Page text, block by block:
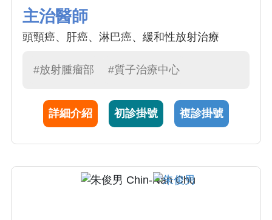
主治醫師
頭頸癌、肝癌、淋巴癌、緩和性放射治療
#放射腫瘤部 #質子治療中心
詳細介紹 初診掛號 複診掛號